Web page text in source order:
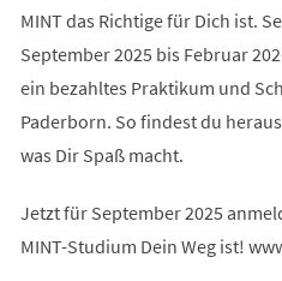
MINT das Richtige für Dich ist.
September 2025 bis Februar
ein bezahltes Praktikum und
Paderborn. So findest du
was Dir Spaß macht.
Jetzt für September 2025
MINT-Studium Dein Weg ist!